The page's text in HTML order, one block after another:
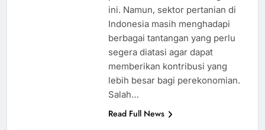
ini. Namun, sektor pertanian di
Indonesia masih menghadapi
berbagai tantangan yang perlu
segera diatasi agar dapat
memberikan kontribusi yang
lebih besar bagi perekonomian.
Salah…
Read Full News